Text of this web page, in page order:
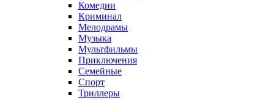
Комедии
Криминал
Мелодрамы
Музыка
Мультфильмы
Приключения
Семейные
Спорт
Триллеры